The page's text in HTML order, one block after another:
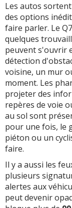
Les autos
des options
faire parler. Le
quelques
peuvent s'ouvrir
détection
voisine, un mur
moment. Les
projeter des
repères de voie
au sol sont
pour une fois, le
piéton ou un
faire.
Il y a aussi les
plusieurs
alertes aux
peut devenir